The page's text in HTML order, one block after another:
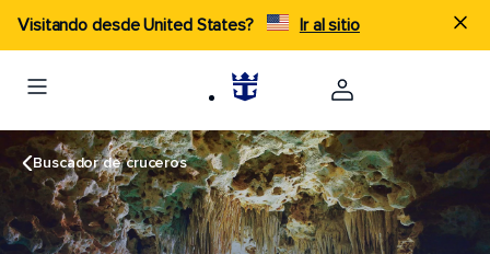
Visitando desde United States? Ir al sitio
Buscador de cruceros